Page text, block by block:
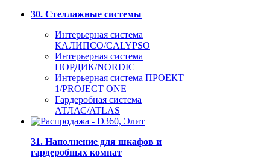
30. Стеллажные системы
Интерьерная система
КАЛИПСО/CALYPSO
Интерьерная система
НОРДИК/NORDIC
Интерьерная система ПРОЕКТ
1/PROJECT ONE
Гардеробная система
АТЛАС/ATLAS
31. Наполнение для шкафов и
гардеробных комнат